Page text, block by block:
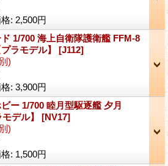
: 2,500円
1/700 海上自衛隊護衛艦 FFM-8
ラモデル】 [J112]
)
: 3,900円
ー 1/700 睦月型駆逐艦 夕月
デル】 [NV17]
)
: 1,500円